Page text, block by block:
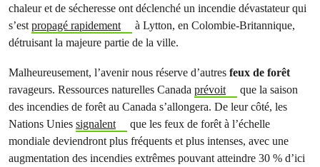
chaleur et de sécheresse ont déclenché un incendie dévastateur qui
s’est propagé rapidement
à Lytton, en Colombie-Britannique,
détruisant la majeure partie de la ville.
Malheureusement, l’avenir nous réserve d’autres feux de forêt
ravageurs. Ressources naturelles Canada prévoit
que la saison
des incendies de forêt au Canada s’allongera. De leur côté, les
Nations Unies signalent
que les feux de forêt à l’échelle
mondiale deviendront plus fréquents et plus intenses, avec une
augmentation des incendies extrêmes pouvant atteindre 30 % d’ici